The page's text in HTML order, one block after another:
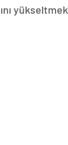
yükseltmek.